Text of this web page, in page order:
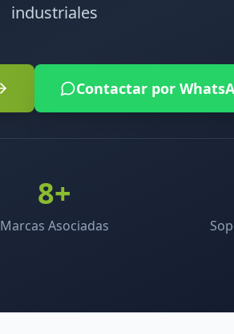
industriales
Contactar por
8+
Marcas Asociadas